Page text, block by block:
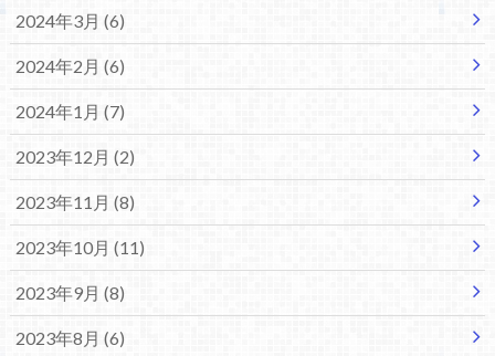
2024年3月 (6)
2024年2月 (6)
2024年1月 (7)
2023年12月 (2)
2023年11月 (8)
2023年10月 (11)
2023年9月 (8)
2023年8月 (6)